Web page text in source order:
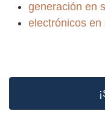
generación en
electrónicos en